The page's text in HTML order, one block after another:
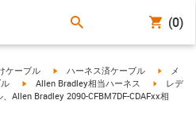
(0)
ケーブル igus-icon-arrow-right
ハーネス済ケーブル igus-
メ
igus-icon-arrow-right
Allen Bradley相当ハーネス igus-
レデ
Allen Bradley 2090-CFBM7DF-CDAFxx相